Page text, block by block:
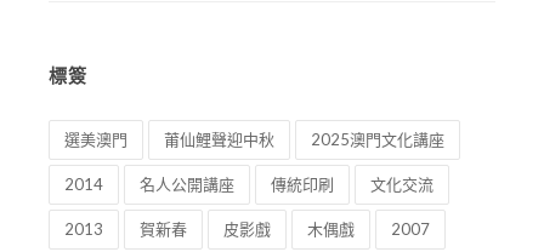
標簽
選美澳門 莆仙鯉聲迎中秋 2025澳門文化講座
2014 名人公開講座 傳統印刷 文化交流
2013 賀新春 皮影戲 木偶戲 2007